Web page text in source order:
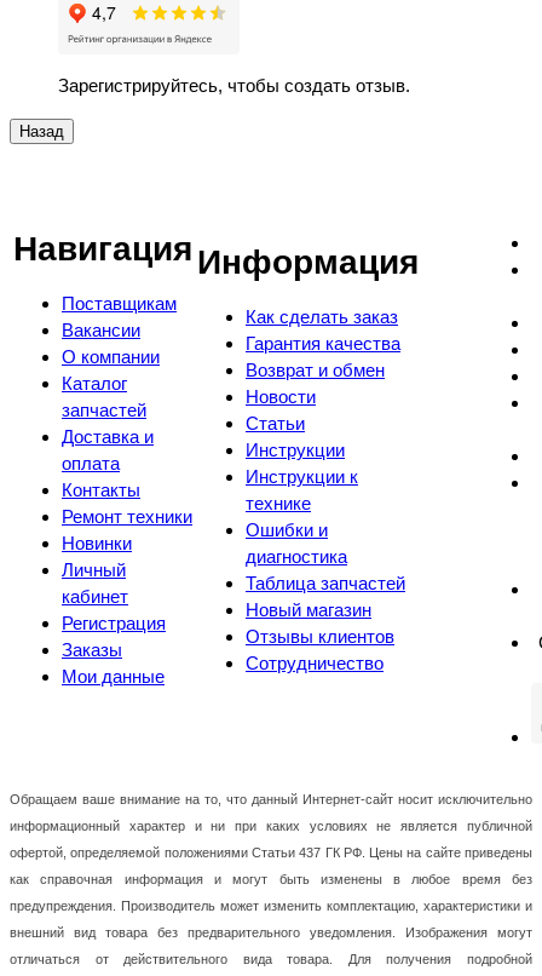
Зарегистрируйтесь, чтобы создать отзыв.
Навигация
Поставщикам
Вакансии
О компании
Каталог
запчастей
Доставка и
оплата
Контакты
Ремонт техники
Новинки
Личный
кабинет
Регистрация
Заказы
Мои данные
Информация
Как сделать заказ
Гарантия качества
Возврат и обмен
Новости
Статьи
Инструкции
Инструкции к
технике
Ошибки и
диагностика
Таблица запчастей
Новый магазин
Отзывы клиентов
Сотрудничество
Обращаем ваше внимание на то, что данный Интернет-сайт носит исключительно
информационный характер и ни при каких условиях не является публичной
офертой, определяемой положениями Статьи 437 ГК РФ. Цены на сайте приведены
как справочная информация и могут быть изменены в любое время без
предупреждения. Производитель может изменить комплектацию, характеристики и
внешний вид товара без предварительного уведомления. Изображения могут
отличаться от действительного вида товара. Для получения подробной